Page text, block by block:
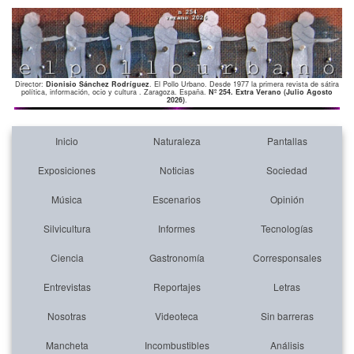
Director: Dionisio Sánchez Rodríguez. El Pollo Urbano. Desde 1977 la primera revista de sátira
política, información, ocio y cultura . Zaragoza. España. Nº 254. Extra Verano (Julio Agosto
2026).
Inicio Naturaleza Pantallas
Exposiciones Noticias Sociedad
Música Escenarios Opinión
Silvicultura Informes Tecnologías
Ciencia Gastronomía Corresponsales
Entrevistas Reportajes Letras
Nosotras Videoteca Sin barreras
Mancheta Incombustibles Análisis